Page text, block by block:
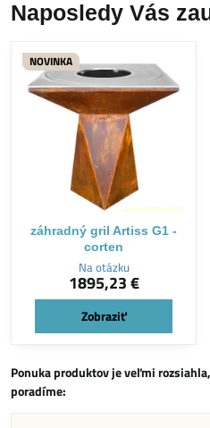
Naposledy Vás
NOVINKA
záhradný gril Artiss G1 -
corten
Na otázku
1895,23 €
Zobraziť
Ponuka produktov je veľmi
poradíme: